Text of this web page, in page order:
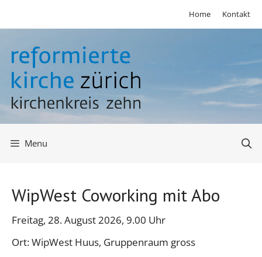
Home Kontakt
Menu
WipWest Coworking mit Abo
Freitag, 28. August 2026, 9.00 Uhr
Ort: WipWest Huus, Gruppenraum gross